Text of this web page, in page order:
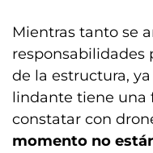
Mientras tanto se
responsabilidades
de la estructura,
lindante tiene una
constatar con
momento no